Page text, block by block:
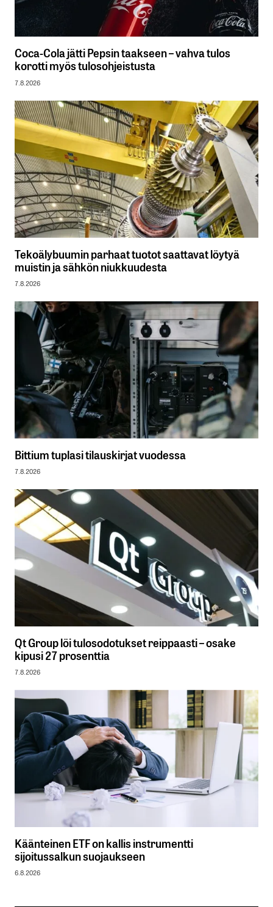
Coca-Cola jätti Pepsin taakseen – vahva tulos
korotti myös tulosohjeistusta
7.8.2026
Tekoälybuumin parhaat tuotot saattavat löytyä
muistin ja sähkön niukkuudesta
7.8.2026
Bittium tuplasi tilauskirjat vuodessa
7.8.2026
Qt Group löi tulosodotukset reippaasti – osake
kipusi 27 prosenttia
7.8.2026
Käänteinen ETF on kallis instrumentti
sijoitussalkun suojaukseen
6.8.2026